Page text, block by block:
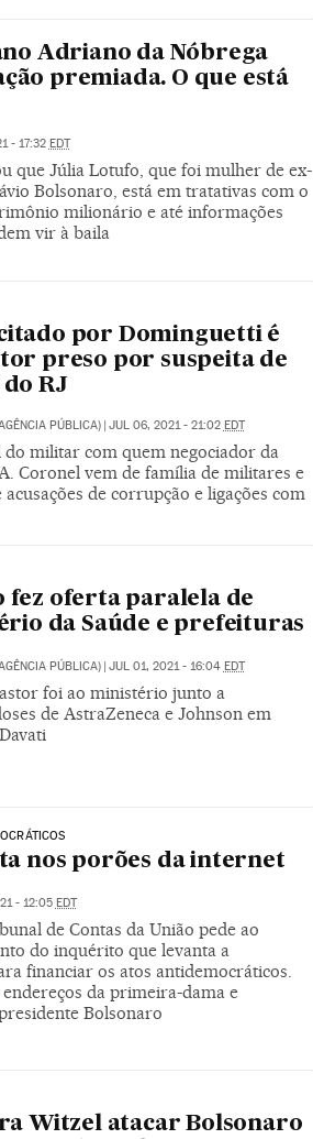
Adriano da Nóbrega
premiada. O que está
- 17:32 EDT
que Júlia Lotufo, que foi mulher de ex-
Bolsonaro, está em tratativas com o
milionário e até informações
vir à baila
por Dominguetti é
preso por suspeita de
RJ
PÚBLICA) | JUL 06, 2021 - 21:02 EDT
militar com quem negociador da
Coronel vem de família de militares e
de corrupção e ligações com
fez oferta paralela de
da Saúde e prefeituras
PÚBLICA) | JUL 01, 2021 - 16:04 EDT
foi ao ministério junto a
de AstraZeneca e Johnson em
nos porões da internet
- 12:05 EDT
de Contas da União pede ao
do inquérito que levanta a
financiar os atos antidemocráticos.
da primeira-dama e
Bolsonaro
Witzel atacar Bolsonaro